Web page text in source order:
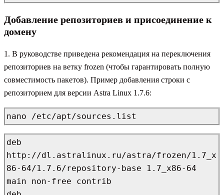
Добавление репозиториев и присоединение к
домену
1. В руководстве приведена рекомендация на переключения
репозиториев на ветку frozen (чтобы гарантировать полную
совместимость пакетов). Пример добавления строки с
репозиторием для версии Astra Linux 1.7.6:
nano /etc/apt/sources.list
deb
http://dl.astralinux.ru/astra/frozen/1.7_x
86-64/1.7.6/repository-base 1.7_x86-64
main non-free contrib